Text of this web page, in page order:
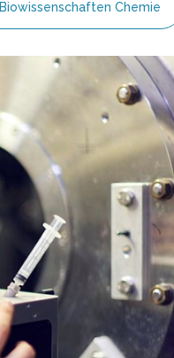
Biowissenschaften Chemie